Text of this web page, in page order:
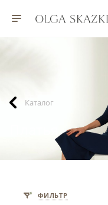
Каталог
ФИЛЬТР